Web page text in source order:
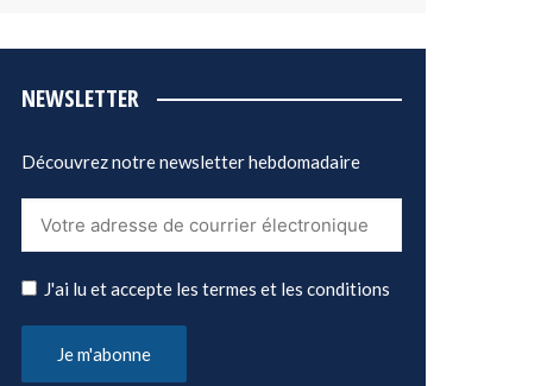
NEWSLETTER
Découvrez notre newsletter hebdomadaire
J'ai lu et accepte les termes et les conditions